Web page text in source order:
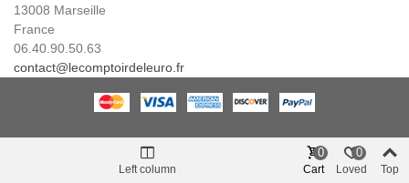
13008 Marseille
France
06.40.90.50.63
contact@lecomptoirdeleuro.fr
Left column Cart
0
Loved
0
Top